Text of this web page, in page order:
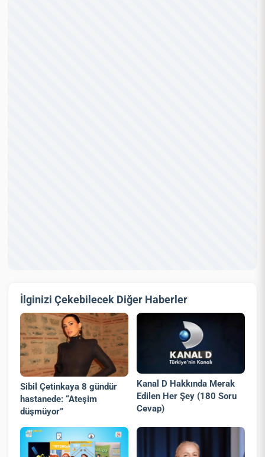
İlginizi Çekebilecek Diğer Haberler
Sibil Çetinkaya 8 gündür
hastanede: “Ateşim
düşmüyor”
Kanal D Hakkında Merak
Edilen Her Şey (180 Soru
Cevap)